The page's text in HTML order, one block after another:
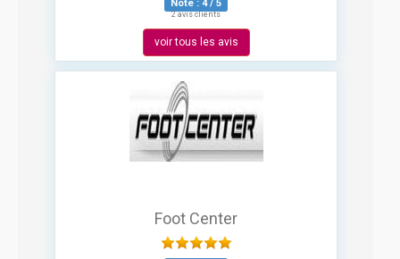
Note : 4/ 5
2 avis clients
voir tous les avis
Foot Center